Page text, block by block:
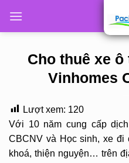
Cho thuê xe
Vinhomes
Lượt xem: 120
Với 10 năm cung cấp
CBCNV và Học sinh, xe đi
khoá, thiện nguyện… trên